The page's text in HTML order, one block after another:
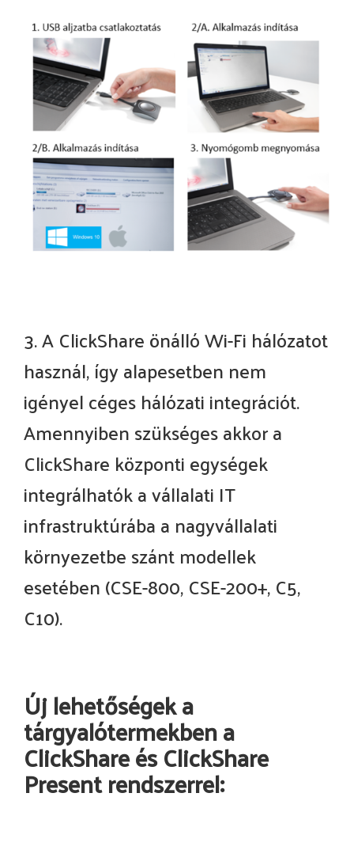
3. A ClickShare önálló Wi-Fi hálózatot
használ, így alapesetben nem
igényel céges hálózati integrációt.
Amennyiben szükséges akkor a
ClickShare központi egységek
integrálhatók a vállalati IT
infrastruktúrába a nagyvállalati
környezetbe szánt modellek
esetében (CSE-800, CSE-200+, C5,
C10).
Új lehetőségek a
tárgyalótermekben a
ClickShare és ClickShare
Present rendszerrel: